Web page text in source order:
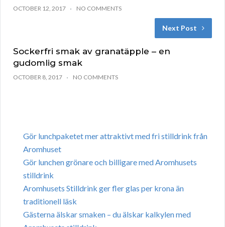
OCTOBER 12, 2017 NO COMMENTS
Next Post
Sockerfri smak av granatäpple – en
gudomlig smak
OCTOBER 8, 2017 NO COMMENTS
Gör lunchpaketet mer attraktivt med fri stilldrink från
Aromhuset
Gör lunchen grönare och billigare med Aromhusets
stilldrink
Aromhusets Stilldrink ger fler glas per krona än
traditionell läsk
Gästerna älskar smaken – du älskar kalkylen med